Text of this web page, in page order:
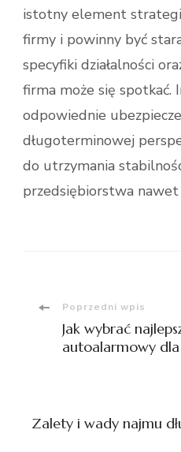
istotny element
firmy i powinny być
specyfiki działalności
firma może się spotkać.
odpowiednie
długoterminowej
do utrzymania
przedsiębiorstwa
Nawigacja
wpisu
Poprzedni wpis
Jak wybrać
autoalarmowy
Zalety i wady najmu